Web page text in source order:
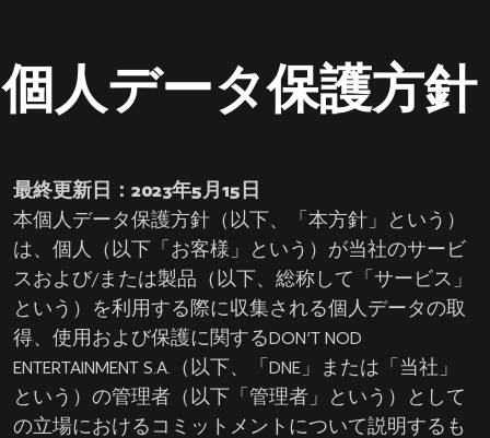
個人データ保護方針
最終更新日： 2023年5月15日
本個人データ保護方針（以下、「本方針」という）
は、個人（以下「お客様」という）が当社のサービ
スおよび/または製品（以下、総称して「サービス」
という）を利用する際に収集される個人データの取
得、使用および保護に関するDON’T NOD
ENTERTAINMENT S.A.（以下、「DNE」または「当社」
という）の管理者（以下「管理者」という）として
の立場におけるコミットメントについて説明するも